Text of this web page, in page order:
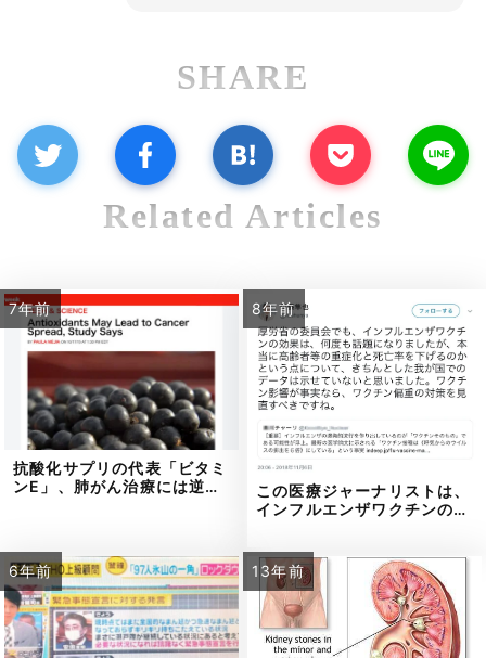
SHARE
Related Articles
7年前
抗酸化サプリの代表「ビタミ
ンE」、肺がん治療には逆…
8年前
この医療ジャーナリストは、
インフルエンザワクチンの…
6年前 13年前